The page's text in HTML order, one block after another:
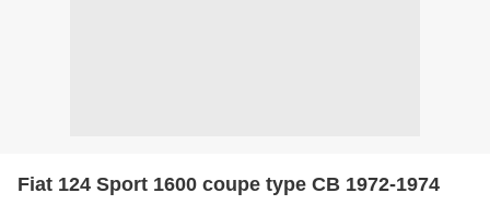
Fiat 124 Sport 1600 coupe type CB 1972-1974